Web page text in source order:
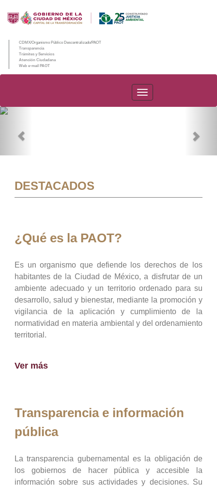
CDMX/Organismo Público Descentralizado/PAOT
Transparencia
Trámites y Servicios
Atención Ciudadana
Web e-mail PAOT
PAOT
DESTACADOS
¿Qué es la PAOT?
Es un organismo que defiende los derechos de los
habitantes de la Ciudad de México, a disfrutar de un
ambiente adecuado y un territorio ordenado para su
desarrollo, salud y bienestar, mediante la promoción y
vigilancia de la aplicación y cumplimiento de la
normatividad en materia ambiental y del ordenamiento
territorial.
Ver más
Transparencia e información
pública
La transparencia gubernamental es la obligación de
los gobiernos de hacer pública y accesible la
información sobre sus actividades y decisiones. Su